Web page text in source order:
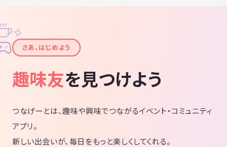
✦
✧
さあ、はじめよう
趣味友を見つけよう
つなげーとは、趣味や興味でつながるイベント・コミュニティ
アプリ。
新しい出会いが、毎日をもっと楽しくしてくれる。